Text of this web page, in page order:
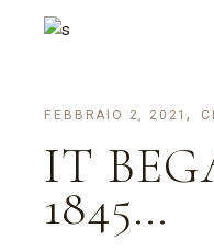
FEBBRAIO 2, 2021
IT
1845…